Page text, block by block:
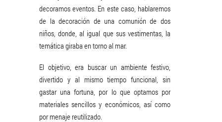
decoramos eventos. En este caso, hablaremos
de la decoración de una comunión de dos
niños, donde, al igual que sus vestimentas, la
temática giraba en torno al mar.
El objetivo, era buscar un ambiente festivo,
divertido y al mismo tiempo funcional, sin
gastar una fortuna, por lo que optamos por
materiales sencillos y económicos, así como
por menaje reutilizado.